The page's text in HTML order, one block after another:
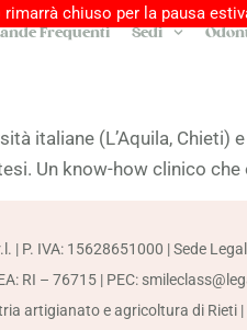
chiuso per la pausa
Frequenti Sedi
italiane (L’Aquila, Chieti)
Un know-how clinico
| P. IVA: 15628651000 | Sede
RI – 76715 | PEC:
artigianato e agricoltura di Rieti